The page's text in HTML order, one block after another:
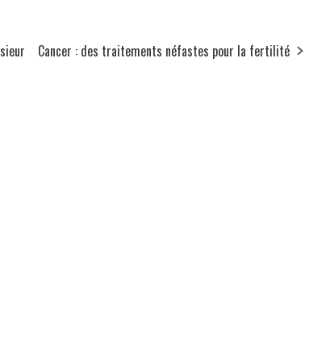
Cancer : des traitements néfastes pour la fertilité